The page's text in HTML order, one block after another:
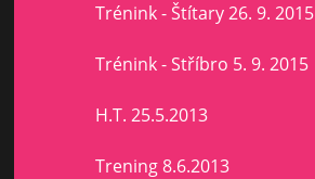
Trénink - Štítary 26. 9. 2015
Trénink - Stříbro 5. 9. 2015
H.T. 25.5.2013
Trening 8.6.2013